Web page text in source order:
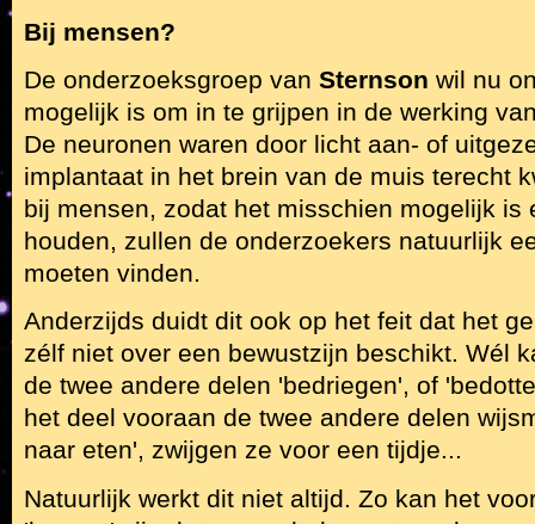
Bij mensen?
De onderzoeksgroep van Sternson wil nu
mogelijk is om in te grijpen in de werking
De neuronen waren door licht aan- of
implantaat in het brein van de muis terecht
bij mensen, zodat het misschien mogelijk is
houden, zullen de onderzoekers natuurlijk
moeten vinden.
Anderzijds duidt dit ook op het feit dat het
zélf niet over een bewustzijn beschikt. Wél
de twee andere delen 'bedriegen', of
het deel vooraan de twee andere delen
naar eten', zwijgen ze voor een tijdje...
Natuurlijk werkt dit niet altijd. Zo kan het